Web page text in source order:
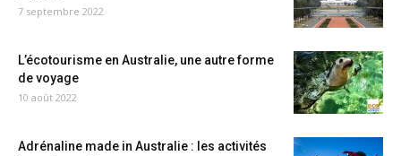
7 septembre 2022
L’écotourisme en Australie, une autre forme
de voyage
10 août 2022
Adrénaline made in Australie : les activités